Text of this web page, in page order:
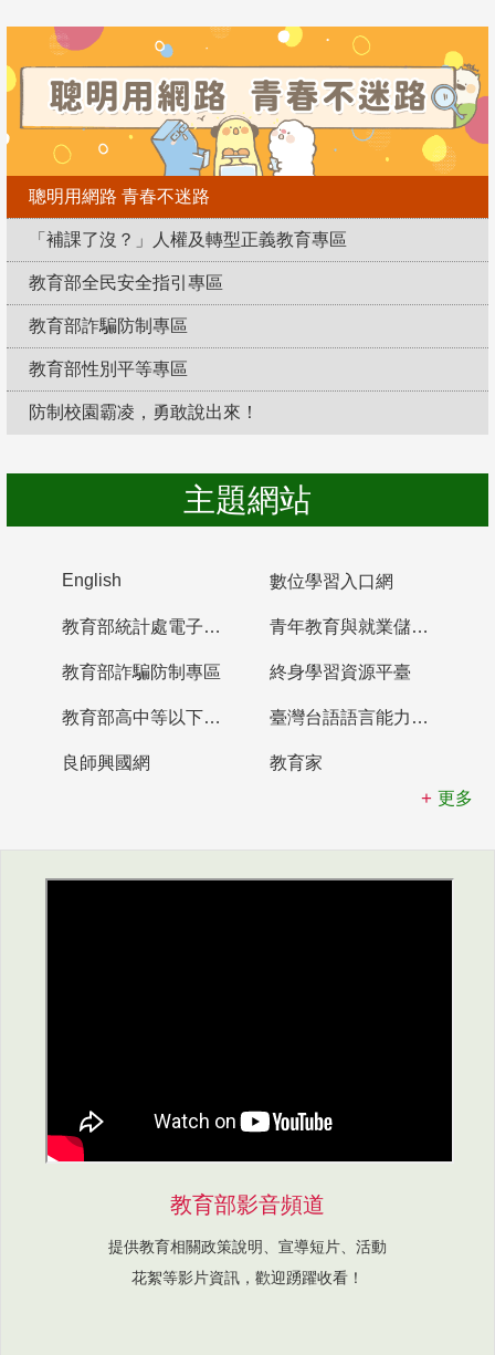
聰明用網路 青春不迷路
「補課了沒？」人權及轉型正義教育專區
教育部全民安全指引專區
教育部詐騙防制專區
教育部性別平等專區
防制校園霸凌，勇敢說出來！
主題網站
English 數位學習入口網
教育部統計處電子書櫃 青年教育與就業儲蓄帳戶
教育部詐騙防制專區 終身學習資源平臺
教育部高中等以下學校及幼兒園教師資格檢定考試 臺灣台語語言能力認證網站
良師興國網
教育家
更多
教育部影音頻道
提供教育相關政策說明、宣導短片、活動
花絮等影片資訊，歡迎踴躍收看！